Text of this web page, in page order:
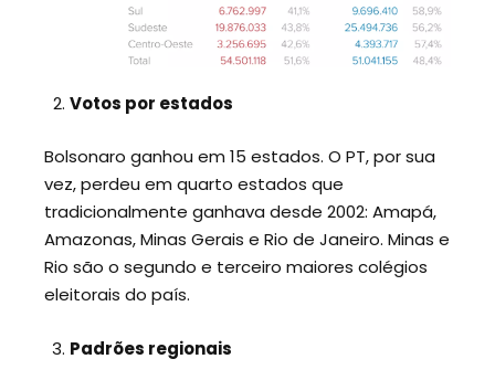
Votos por estados
Bolsonaro ganhou em 15 estados. O PT, por sua
vez, perdeu em quarto estados que
tradicionalmente ganhava desde 2002: Amapá,
Amazonas, Minas Gerais e Rio de Janeiro. Minas e
Rio são o segundo e terceiro maiores colégios
eleitorais do país.
Padrões regionais